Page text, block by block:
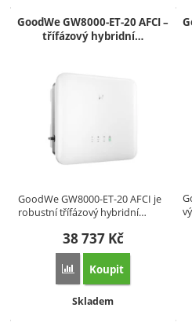
GoodWe GW8000‑ET‑20 AFCI –
třífázový hybridní…
GoodWe GW8000‑ET‑20 AFCI je
robustní třífázový hybridní…
38 737 Kč
Přidat 'GoodWe
Koupit
Dostupnost:
Skladem